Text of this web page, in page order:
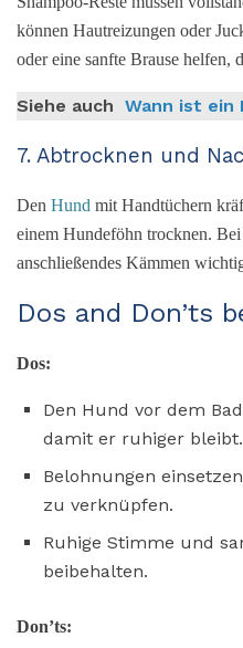
können Hautreizungen oder
oder eine sanfte Brause helfen,
Siehe auch Wann ist ein
7. Abtrocknen und
Den Hund mit Handtüchern
einem Hundeföhn trocknen.
anschließendes Kämmen
Dos and Don’ts
Dos:
Den Hund vor dem
damit er ruhiger bleibt.
Belohnungen
zu verknüpfen.
Ruhige Stimme und
beibehalten.
Don’ts: